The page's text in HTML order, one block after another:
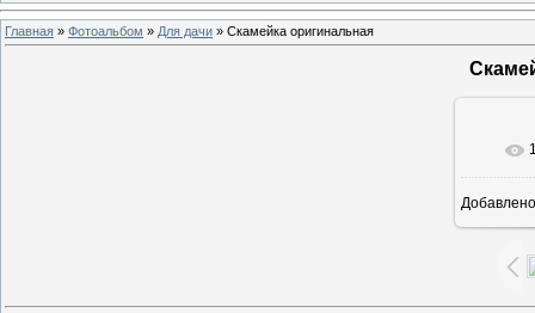
Главная » Фотоальбом » Для дачи » Скамейка оригинальная
В
Добавлено